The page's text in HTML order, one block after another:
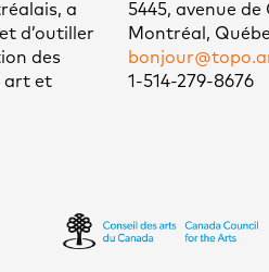
a
d’outiller
des
art et
5445, avenue de
Montréal,
1-514-279-8676